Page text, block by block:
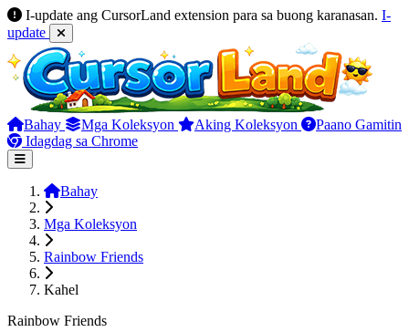
I-update ang CursorLand extension para sa buong karanasan. I-
update
Bahay Mga Koleksyon Aking Koleksyon
Paano Gamitin
Idagdag sa Chrome
Bahay
Mga Koleksyon
Rainbow Friends
Kahel
Rainbow Friends